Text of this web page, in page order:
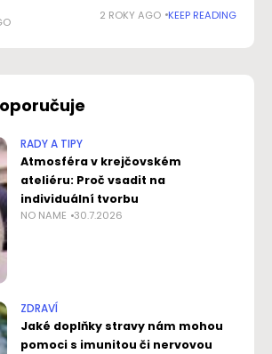
spoléhat na vnitřní zdroje v podobě
2 ROKY AGO KEEP READING
RADY A TIPY
Atmosféra v krejčovském
ateliéru: Proč vsadit na
individuální tvorbu
NO NAME 30.7.2026
ZDRAVÍ
Jaké doplňky stravy nám mohou
pomoci s imunitou či nervovou